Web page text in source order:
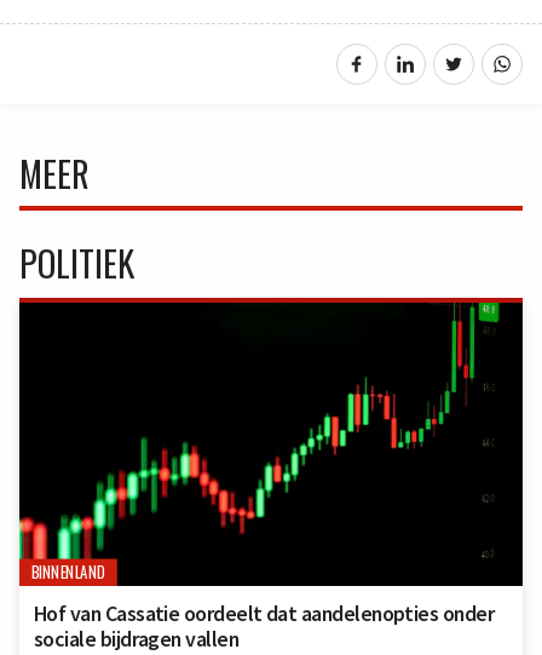
MEER
POLITIEK
BINNENLAND
Hof van Cassatie oordeelt dat aandelenopties onder
sociale bijdragen vallen